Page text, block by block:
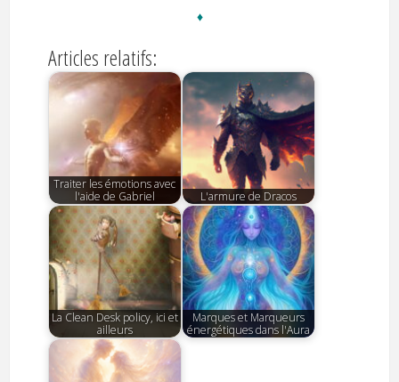
♦
Articles relatifs:
Traiter les émotions avec
l'aide de Gabriel
L'armure de Dracos
La Clean Desk policy, ici et
ailleurs
Marques et Marqueurs
énergétiques dans l'Aura